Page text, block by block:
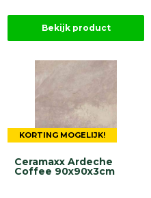
Bekijk product
KORTING MOGELIJK!
Ceramaxx Ardeche
Coffee 90x90x3cm